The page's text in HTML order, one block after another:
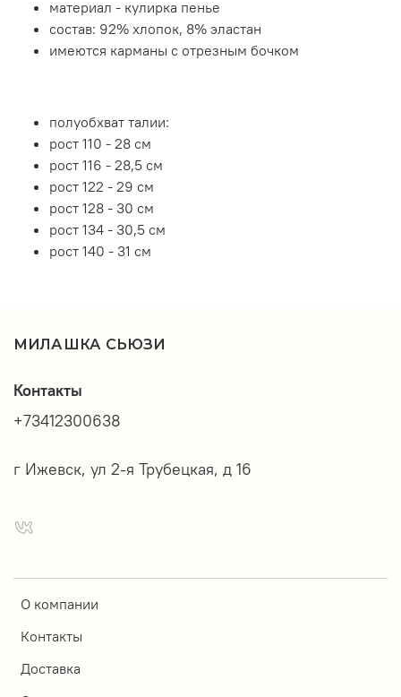
материал - кулирка пенье
состав: 92% хлопок, 8% эластан
имеются карманы с отрезным бочком
полуобхват талии:
рост 110 - 28 см
рост 116 - 28,5 см
рост 122 - 29 см
рост 128 - 30 см
рост 134 - 30,5 см
рост 140 - 31 см
МИЛАШКА СЬЮЗИ
О компании
Контакты
Доставка
Контакты
+73412300638
г Ижевск, ул 2-я Трубецкая, д 16